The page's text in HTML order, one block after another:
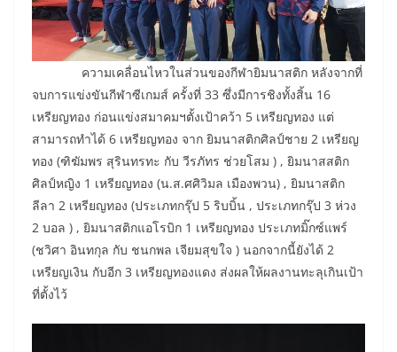
ความเคลื่อนไหวในส่วนของกีฬายิมนาสติก หลังจากที่
จบการแข่งขันกีฬาซีเกมส์ ครั้งที่ 33 ซึ่งมีการชิงทั้งสิ้น 16
เหรียญทอง ก่อนแข่งสมาคมฯตั้งเป้าคว้า 5 เหรียญทอง แต่
สามารถทำได้ 6 เหรียญทอง จาก ยิมนาสติกศิลป์ชาย 2 เหรียญ
ทอง (ฑิฆัมพร สุรินทรทะ กับ วีรภัทร ช่วยโสม ) , ยิมนาสสติก
ศิลป์หญิง 1 เหรียญทอง (น.ส.ศศิวิมล เมืองพวน) , ยิมนาสติก
ลีลา 2 เหรียญทอง (ประเภทกรุ๊ป 5 ริบบิ้น , ประเภทกรุ๊ป 3 ห่วง
2 บอล ) , ยิมนาสติกแอโรบิก 1 เหรียญทอง ประเภทมิ๊กซ์แพร์
(ชวิศา อินทกุล กับ ชนกพล เจียมสุขใจ ) นอกจากนี้ยังได้ 2
เหรียญเงิน กับอีก 3 เหรียญทองแดง ส่งผลให้ผลงานทะลุเกินเป้า
ที่ตั้งไว้